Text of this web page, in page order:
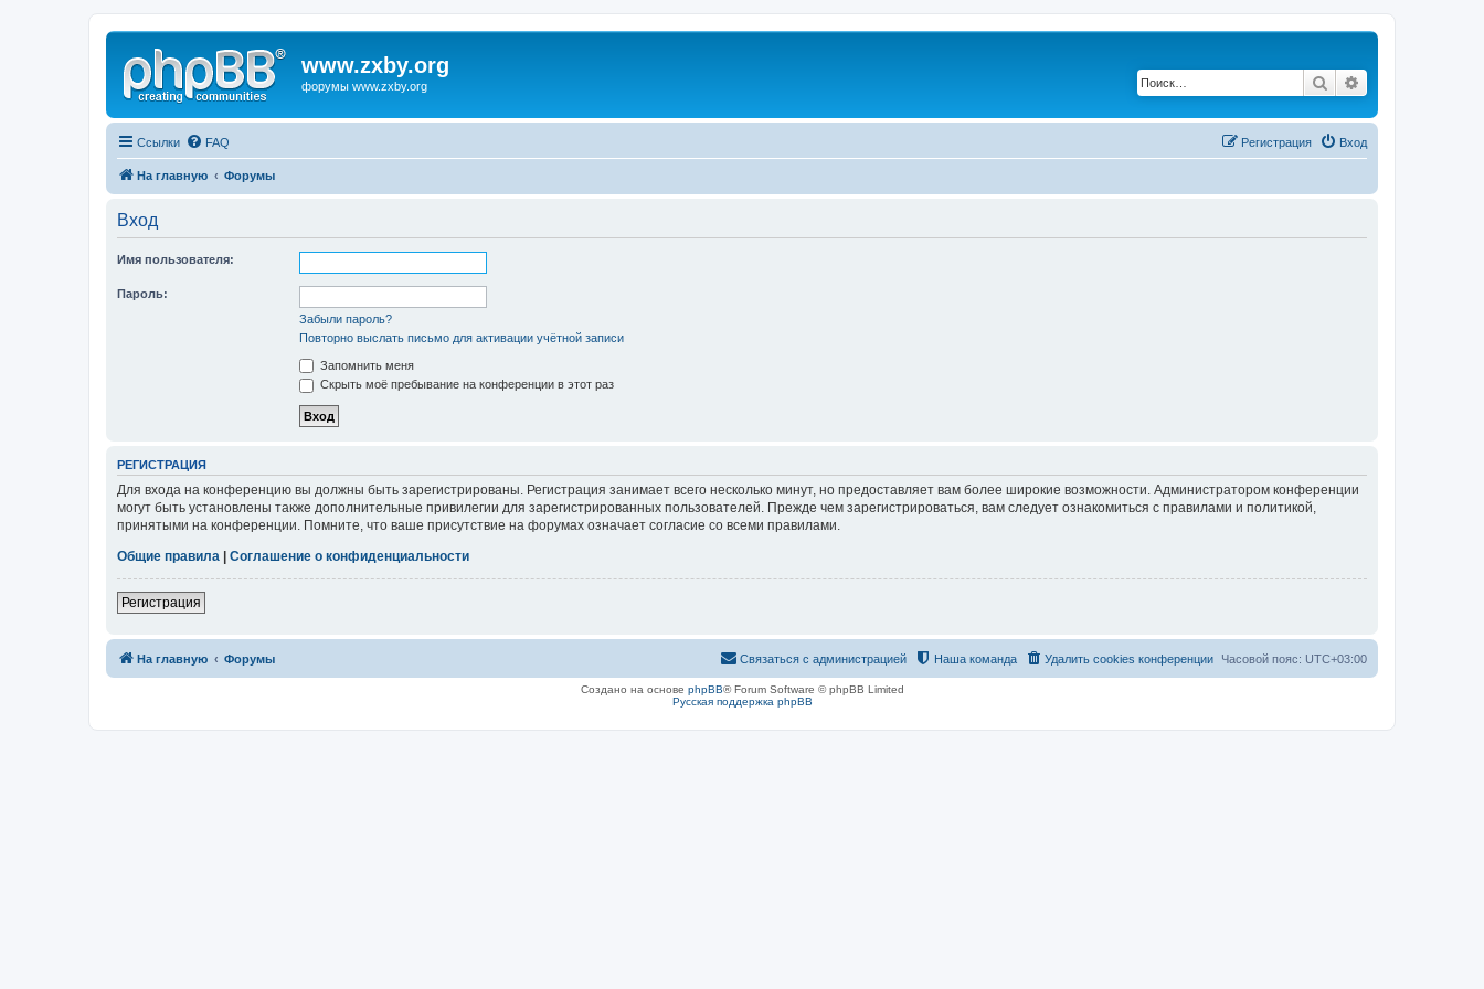
www.zxby.org
форумы www.zxby.org Поиск
Ссылки FAQ Вход
Регистрация
На главную Форумы
Вход
Имя пользователя:
Пароль:
Забыли пароль?
Повторно выслать письмо для активации учётной записи
Запомнить меня
Скрыть моё пребывание на конференции в этот раз
РЕГИСТРАЦИЯ
Для входа на конференцию вы должны быть зарегистрированы. Регистрация занимает всего несколько минут, но предоставляет вам более широкие возможности. Администратором конференции
могут быть установлены также дополнительные привилегии для зарегистрированных пользователей. Прежде чем зарегистрироваться, вам следует ознакомиться с правилами и политикой,
принятыми на конференции. Помните, что ваше присутствие на форумах означает согласие со всеми правилами.
Общие правила
Соглашение о конфиденциальности
Регистрация
На главную Форумы Часовой пояс: UTC+03:00
Удалить cookies конференции
Наша команда
Связаться с администрацией
Создано на основе phpBB® Forum Software © phpBB Limited
Русская поддержка phpBB